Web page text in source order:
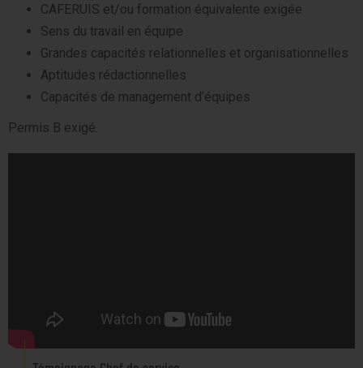
CAFERUIS et/ou formation équivalente exigée
Sens du travail en équipe
Grandes capacités relationnelles et organisationnelles
Aptitudes rédactionnelles
Capacités de management d’équipes
Permis B exigé.